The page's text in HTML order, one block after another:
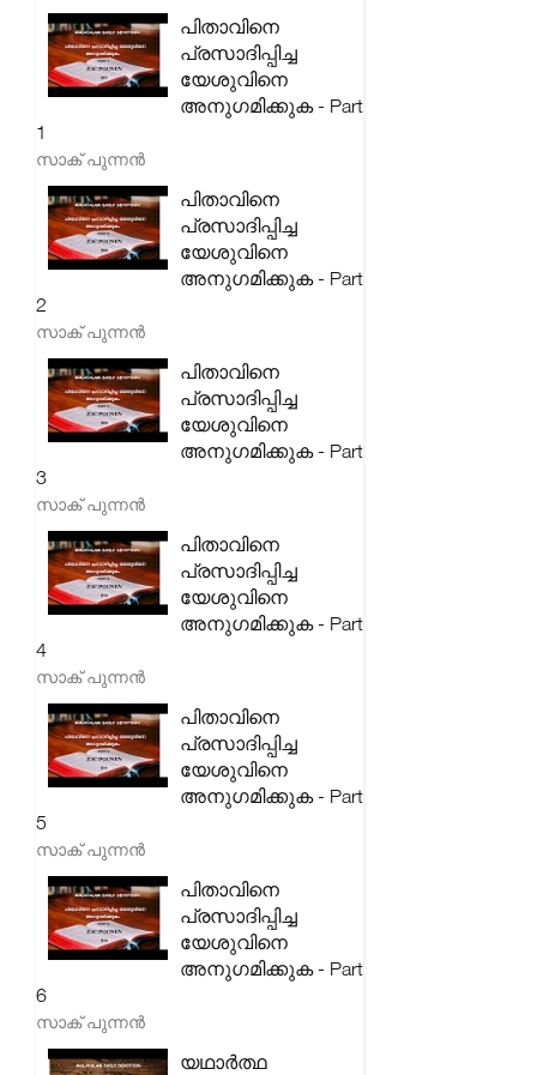
പിതാവിനെ
പ്രസാദിപ്പിച്ച
യേശുവിനെ
അനുഗമിക്കുക - Part
1
സാക് പുന്നൻ
പിതാവിനെ
പ്രസാദിപ്പിച്ച
യേശുവിനെ
അനുഗമിക്കുക - Part
2
സാക് പുന്നൻ
പിതാവിനെ
പ്രസാദിപ്പിച്ച
യേശുവിനെ
അനുഗമിക്കുക - Part
3
സാക് പുന്നൻ
പിതാവിനെ
പ്രസാദിപ്പിച്ച
യേശുവിനെ
അനുഗമിക്കുക - Part
4
സാക് പുന്നൻ
പിതാവിനെ
പ്രസാദിപ്പിച്ച
യേശുവിനെ
അനുഗമിക്കുക - Part
5
സാക് പുന്നൻ
പിതാവിനെ
പ്രസാദിപ്പിച്ച
യേശുവിനെ
അനുഗമിക്കുക - Part
6
സാക് പുന്നൻ
യഥാർത്ഥ